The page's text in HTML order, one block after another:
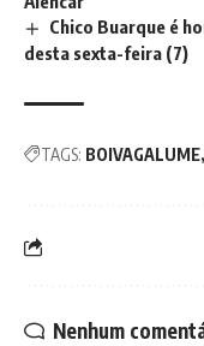
Chico Buarque é
desta sexta-feira (7)
TAGS: BOIVAGALUME
Nenhum